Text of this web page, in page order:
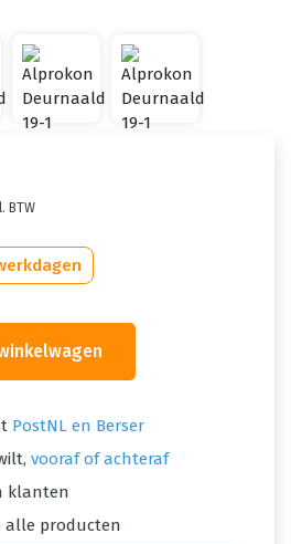
BTW
PostNL en Berser
vooraf of achteraf
klanten
alle producten